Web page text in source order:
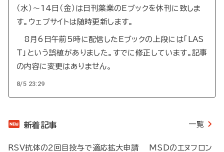
（水）～14日（金）は日刊薬業のEブックを休刊に致しま
す。ウェブサイトは随時更新します。
8月6日午前5時に配信したEブックの上段には「LAS
T」という誤植がありました。すでに修正しています。記事
の内容に変更はありません。
8/5 23:29
新着記事 一覧
RSV抗体の2回目投与で適応拡大申請 MSDのエヌフロン